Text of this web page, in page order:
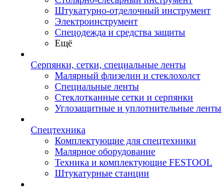
Штукатурно-отделочный инструмент
Электроинструмент
Спецодежда и средства защиты
Ещё
Серпянки, сетки, специальные ленты
Малярный флизелин и стеклохолст
Специальные ленты
Стеклотканные сетки и серпянки
Углозащитные и уплотнительные ленты
Спецтехника
Комплектующие для спецтехники
Малярное оборудование
Техника и комплектующие FESTOOL
Штукатурные станции